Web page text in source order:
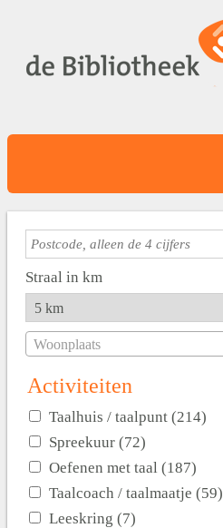
Straal in km
Woonplaats
Activiteiten
Taalhuis / taalpunt (214)
Spreekuur (72)
Oefenen met taal (187)
Taalcoach / taalmaatje (59)
Leeskring (7)